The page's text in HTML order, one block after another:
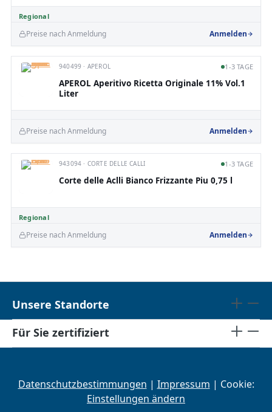
Regional
Preise nach Anmeldung Anmelden
940499 · APEROL 1-3 TAGE
APEROL Aperitivo Ricetta Originale 11% Vol.1
Liter
Preise nach Anmeldung Anmelden
Regional
943094 · CORTE DELLE CALLI 1-3 TAGE
Corte delle Aclli Bianco Frizzante Piu 0,75 l
Preise nach Anmeldung Anmelden
Unsere Standorte
Für Sie zertifiziert
Datenschutzbestimmungen | Impressum | Cookie:
Einstellungen ändern